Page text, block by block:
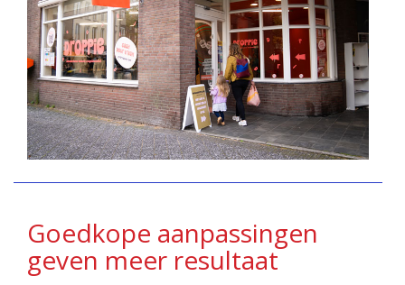
Goedkope aanpassingen
geven meer resultaat